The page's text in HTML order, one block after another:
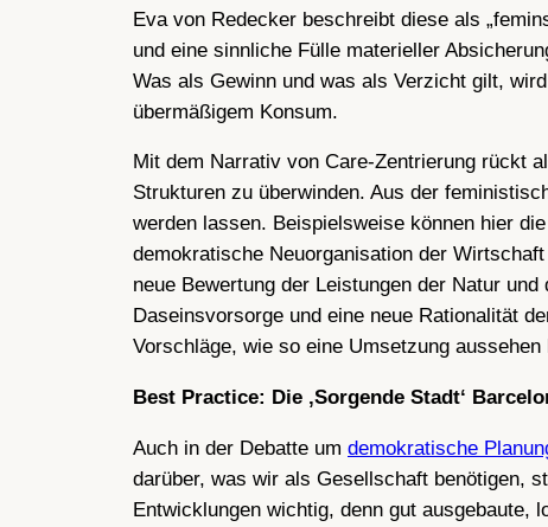
Eva von Redecker beschreibt diese als
und eine sinnliche Fülle materieller
Was als Gewinn und was als Verzicht gilt,
übermäßigem Konsum.
Mit dem Narrativ von Care-Zentrierung rückt
Strukturen zu überwinden. Aus der
werden lassen. Beispielsweise können hier die
demokratische Neuorganisation der
neue Bewertung der Leistungen der Natur
Daseinsvorsorge und eine neue Rationalität
Vorschläge, wie so eine Umsetzung
Best Practice: Die ‚Sorgende Stadt‘
Auch in der Debatte um demokratische
darüber, was wir als Gesellschaft benötigen,
Entwicklungen wichtig, denn gut